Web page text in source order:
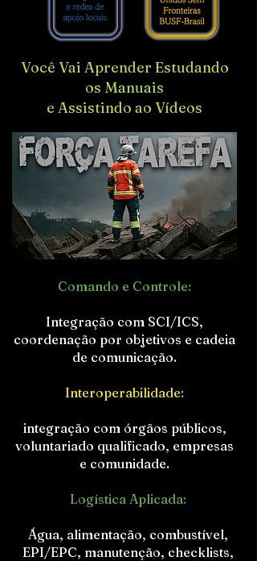
Você Vai Aprender Estudando
os Manuais
e Assistindo ao Vídeos
Comando e Controle:
Integração com SCI/ICS,
coordenação por objetivos e cadeia
de comunicação.
Interoperabilidade:
integração com órgãos públicos,
voluntariado qualificado, empresas
e comunidade.
Logística Aplicada:
Água, alimentação, combustível,
EPI/EPC, manutenção, checklists,